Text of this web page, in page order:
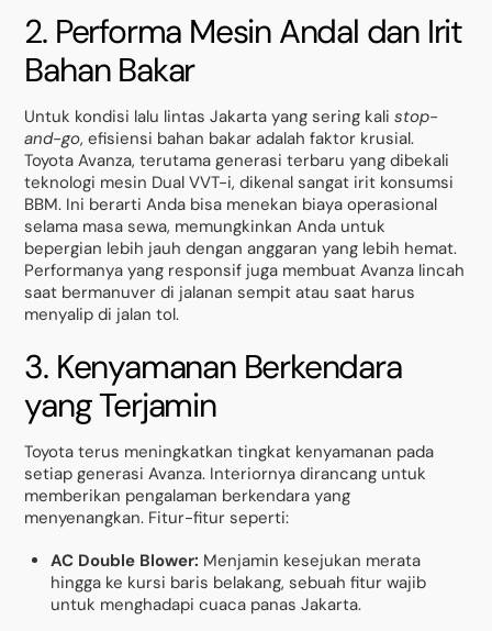
2. Performa Mesin Andal dan Irit
Bahan Bakar
Untuk kondisi lalu lintas Jakarta yang sering kalistop-
and-go, efisiensi bahan bakar adalah faktor krusial.
Toyota Avanza, terutama generasi terbaru yang dibekali
teknologi mesin Dual VVT-i, dikenal sangat irit konsumsi
BBM. Ini berarti Anda bisa menekan biaya operasional
selama masa sewa, memungkinkan Anda untuk
bepergian lebih jauh dengan anggaran yang lebih hemat.
Performanya yang responsif juga membuat Avanza lincah
saat bermanuver di jalanan sempit atau saat harus
menyalip di jalan tol.
3. Kenyamanan Berkendara
yang Terjamin
Toyota terus meningkatkan tingkat kenyamanan pada
setiap generasi Avanza. Interiornya dirancang untuk
memberikan pengalaman berkendara yang
menyenangkan. Fitur-fitur seperti:
AC Double Blower: Menjamin kesejukan merata
hingga ke kursi baris belakang, sebuah fitur wajib
untuk menghadapi cuaca panas Jakarta.